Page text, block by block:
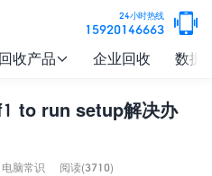
24小时热线
15920146663 
回收产品 企业回收 数据
to run setup解决办
电脑常识 阅读(3710)